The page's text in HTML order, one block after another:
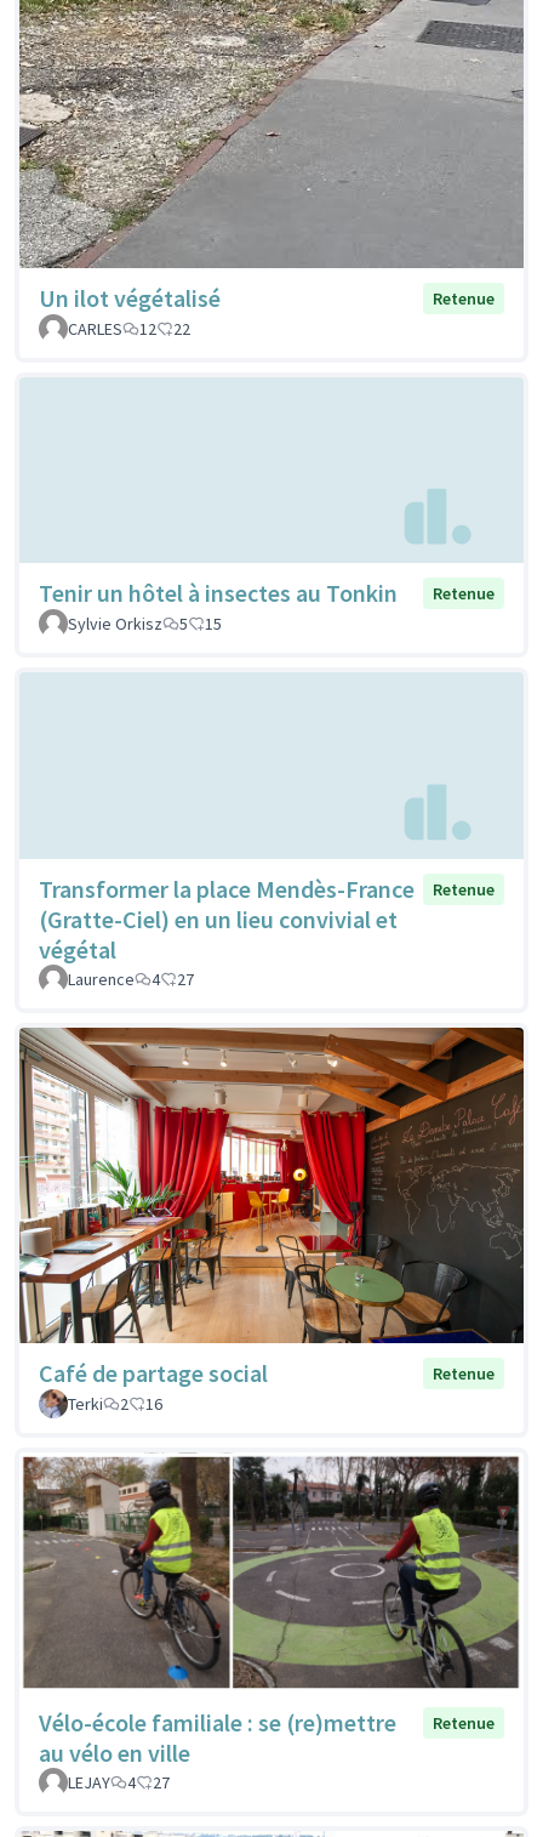
Un ilot végétalisé
Retenue
CARLES
12 22
Tenir un hôtel à insectes au Tonkin
Retenue
Sylvie Orkisz
5 15
Transformer la place Mendès-France
(Gratte-Ciel) en un lieu convivial et
végétal
Retenue
Laurence 4 27
Café de partage social
Retenue
Terki
2 16
Vélo-école familiale : se (re)mettre
au vélo en ville
Retenue
LEJAY 4 27